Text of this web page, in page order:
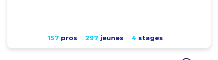
157pros 297jeunes 4stages